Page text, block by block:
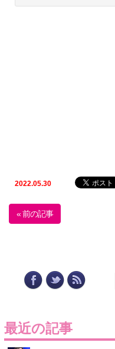
2022.05.30
« 前の記事
最近の記事